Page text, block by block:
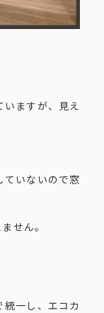
ますが、見え
ていないので窓
せん。
一し、エコカ